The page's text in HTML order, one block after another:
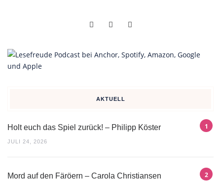
AKTUELL
Holt euch das Spiel zurück! – Philipp Köster
JULI 24, 2026
Mord auf den Färöern – Carola Christiansen